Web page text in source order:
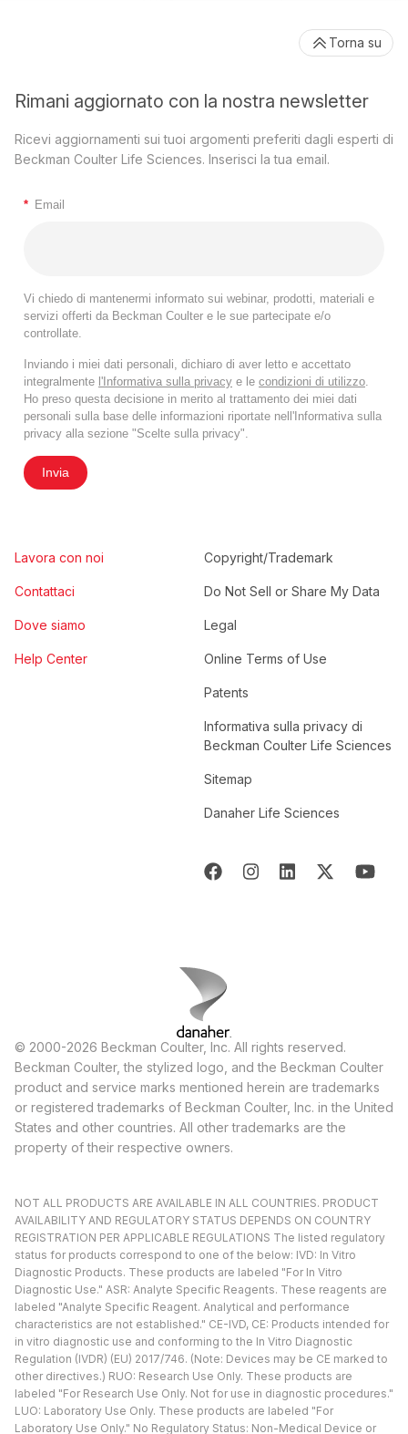
Rimani aggiornato con la nostra newsletter
Ricevi aggiornamenti sui tuoi argomenti preferiti dagli esperti di
Beckman Coulter Life Sciences. Inserisci la tua email.
* Email
Vi chiedo di mantenermi informato sui webinar, prodotti, materiali e
servizi offerti da Beckman Coulter e le sue partecipate e/o
controllate.
Inviando i miei dati personali, dichiaro di aver letto e accettato
integralmente l'Informativa sulla privacy e le condizioni di utilizzo
Ho preso questa decisione in merito al trattamento dei miei dati
personali sulla base delle informazioni riportate nell'Informativa sulla
privacy alla sezione "Scelte sulla privacy".
Invia
Lavora con noi
Contattaci
Dove siamo
Help Center
Copyright/Trademark
Do Not Sell or Share My Data
Legal
Online Terms of Use
Patents
Informativa sulla privacy di
Beckman Coulter Life Sciences
Sitemap
Danaher Life Sciences
Torna su
© 2000-2026 Beckman Coulter, Inc. All rights reserved.
Beckman Coulter, the stylized logo, and the Beckman Coulter
product and service marks mentioned herein are trademarks
or registered trademarks of Beckman Coulter, Inc. in the United
States and other countries. All other trademarks are the
property of their respective owners.
NOT ALL PRODUCTS ARE AVAILABLE IN ALL COUNTRIES. PRODUCT
AVAILABILITY AND REGULATORY STATUS DEPENDS ON COUNTRY
REGISTRATION PER APPLICABLE REGULATIONS The listed regulatory
status for products correspond to one of the below: IVD: In Vitro
Diagnostic Products. These products are labeled "For In Vitro
Diagnostic Use." ASR: Analyte Specific Reagents. These reagents are
labeled "Analyte Specific Reagent. Analytical and performance
characteristics are not established." CE-IVD, CE: Products intended for
in vitro diagnostic use and conforming to the In Vitro Diagnostic
Regulation (IVDR) (EU) 2017/746. (Note: Devices may be CE marked to
other directives.) RUO: Research Use Only. These products are
labeled "For Research Use Only. Not for use in diagnostic procedures."
LUO: Laboratory Use Only. These products are labeled "For
Laboratory Use Only." No Regulatory Status: Non-Medical Device or